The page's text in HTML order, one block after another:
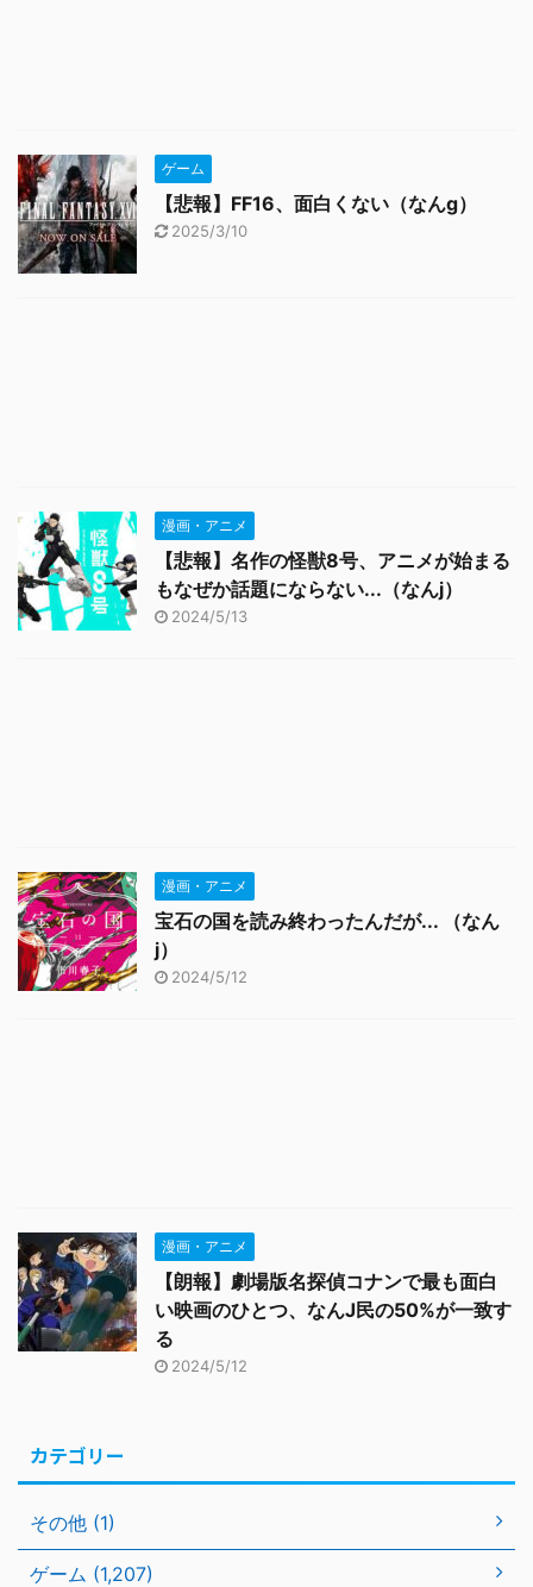
ゲーム
【悲報】FF16、面白くない（なんg）
2025/3/10
漫画・アニメ
【悲報】名作の怪獣8号、アニメが始まる
もなぜか話題にならない...（なんj）
2024/5/13
漫画・アニメ
宝石の国を読み終わったんだが... （なん
j）
2024/5/12
漫画・アニメ
【朗報】劇場版名探偵コナンで最も面白
い映画のひとつ、なんJ民の50%が一致す
る
2024/5/12
カテゴリー
その他 (1)
ゲーム (1,207)